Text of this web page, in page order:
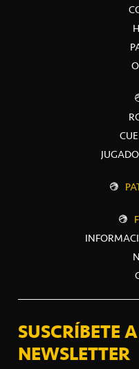
SUSCRÍBETE
NEWSLETTER